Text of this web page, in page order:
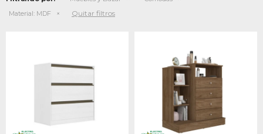
Material: MDF Quitar filtros